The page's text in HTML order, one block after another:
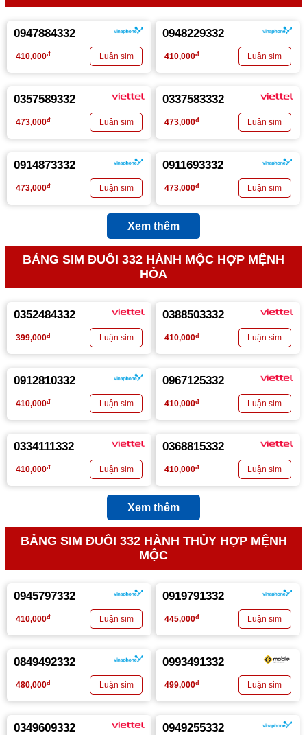
0947884332
410,000đ
0948229332
410,000đ
0357589332
473,000đ
0337583332
473,000đ
0914873332
473,000đ
0911693332
473,000đ
Xem thêm
BẢNG SIM ĐUÔI 332 HÀNH MỘC HỢP MỆNH
HỎA
0352484332
399,000đ
0388503332
410,000đ
0912810332
410,000đ
0967125332
410,000đ
0334111332
410,000đ
0368815332
410,000đ
Xem thêm
BẢNG SIM ĐUÔI 332 HÀNH THỦY HỢP MỆNH
MỘC
0945797332
410,000đ
0919791332
445,000đ
0849492332
480,000đ
0993491332
499,000đ
0349609332 0949255332